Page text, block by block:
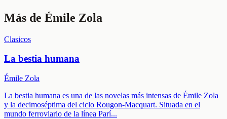
Más de Émile Zola
Clasicos
La bestia humana
Émile Zola
La bestia humana es una de las novelas más intensas de Émile Zola
y la decimoséptima del ciclo Rougon-Macquart. Situada en el
mundo ferroviario de la línea Parí...